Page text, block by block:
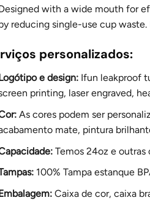
with a wide mouth for
reducing single-use cup
personalizados:
Logótipo e design:Ifun leakproof
printing, laser engraved,
As cores podem ser
mate, pintura
Temos 24oz e outras
100% Tampa estanque
Caixa de cor, caixa